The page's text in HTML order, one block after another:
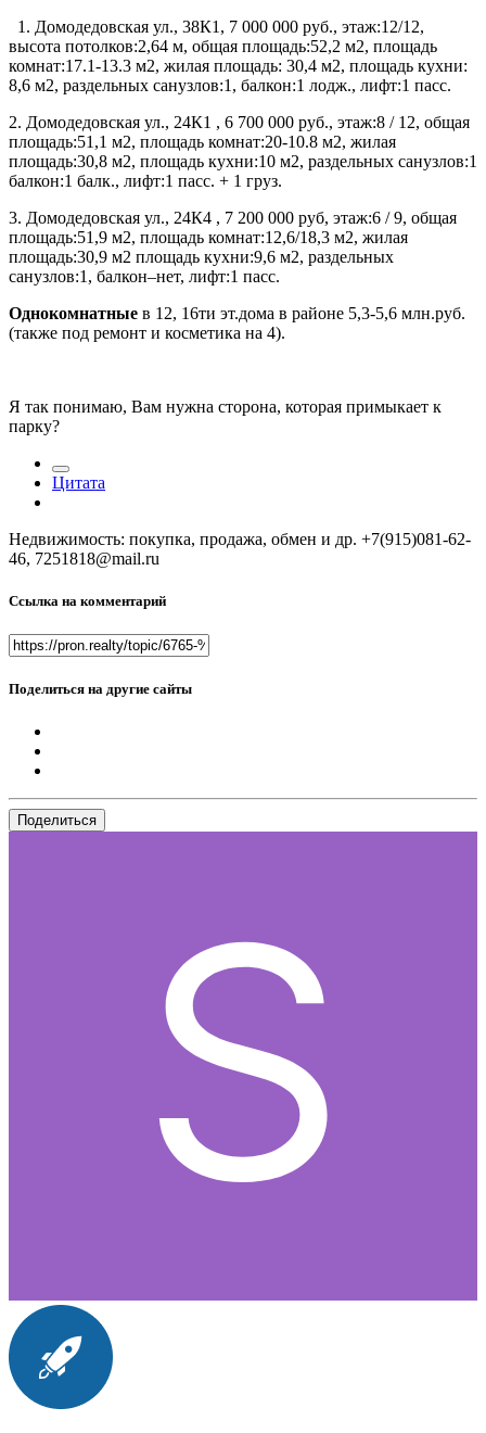
1. Домодедовская ул., 38К1, 7 000 000 руб., этаж:12/12,
высота потолков:2,64 м, общая площадь:52,2 м2, площадь
комнат:17.1-13.3 м2, жилая площадь: 30,4 м2, площадь кухни:
8,6 м2, раздельных санузлов:1, балкон:1 лодж., лифт:1 пасс.
2. Домодедовская ул., 24К1 , 6 700 000 руб., этаж:8 / 12, общая
площадь:51,1 м2, площадь комнат:20-10.8 м2, жилая
площадь:30,8 м2, площадь кухни:10 м2, раздельных санузлов:1
балкон:1 балк., лифт:1 пасс. + 1 груз.
3. Домодедовская ул., 24К4 , 7 200 000 руб, этаж:6 / 9, общая
площадь:51,9 м2, площадь комнат:12,6/18,3 м2, жилая
площадь:30,9 м2 площадь кухни:9,6 м2, раздельных
санузлов:1, балкон–нет, лифт:1 пасс.
Однокомнатные в 12, 16ти эт.дома в районе 5,3-5,6 млн.руб.
(также под ремонт и косметика на 4).
Я так понимаю, Вам нужна сторона, которая примыкает к
парку?
Цитата
Недвижимость: покупка, продажа, обмен и др. +7(915)081-62-
46, 7251818@mail.ru
Ссылка на комментарий
Поделиться на другие сайты
Поделиться